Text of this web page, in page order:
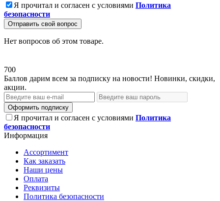
Я прочитал и согласен с условиями Политика
безопасности
Отправить свой вопрос
Нет вопросов об этом товаре.
700
Баллов дарим всем за подписку на новости! Новинки, скидки,
акции.
Оформить подписку
Я прочитал и согласен с условиями Политика
безопасности
Информация
Ассортимент
Как заказать
Наши цены
Оплата
Реквизиты
Политика безопасности